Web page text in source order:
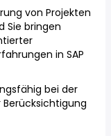
von Projekten
Sie bringen
in SAP
bei der